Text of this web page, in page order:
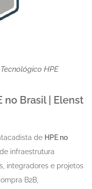
HPE
no Brasil | Elenst
de HPE no
infraestrutura
integradores e projetos
B2B,